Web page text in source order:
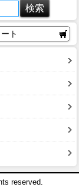
ト
reserved.